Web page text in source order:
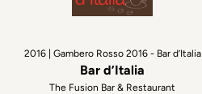
2016 | Gambero Rosso 2016 - Bar d’Italia
Bar d’Italia
The Fusion Bar & Restaurant